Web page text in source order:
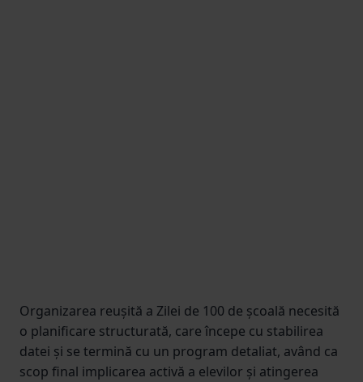
Organizarea reușită a Zilei de 100 de școală necesită
o planificare structurată, care începe cu stabilirea
datei și se termină cu un program detaliat, având ca
scop final implicarea activă a elevilor și atingerea